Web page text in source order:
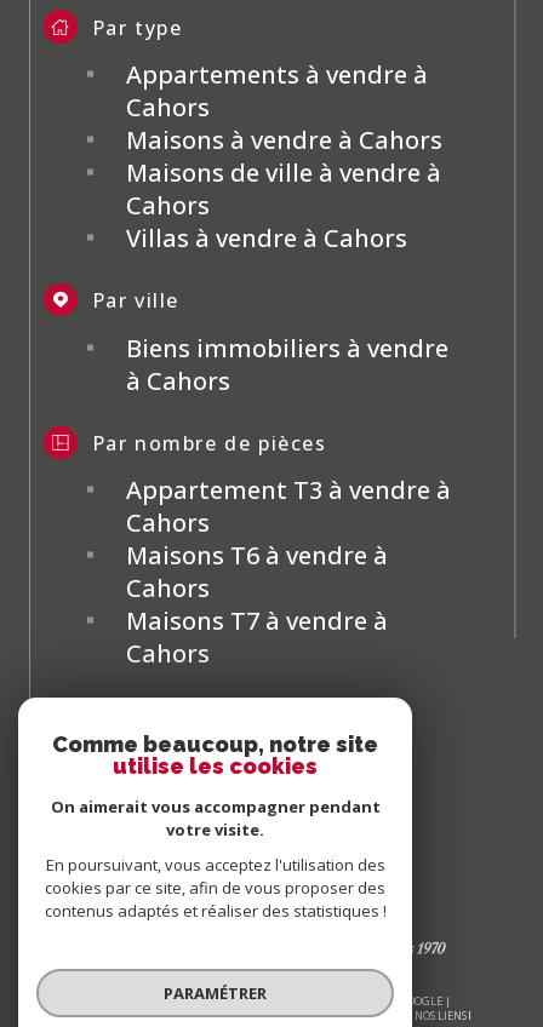
Par type
Appartements à vendre à
Cahors
Maisons à vendre à Cahors
Maisons de ville à vendre à
Cahors
Villas à vendre à Cahors
Par ville
Biens immobiliers à vendre
à Cahors
Par nombre de pièces
Appartement T3 à vendre à
Cahors
Maisons T6 à vendre à
Cahors
Maisons T7 à vendre à
Cahors
© 2026 | TOUS DROITS RÉSERVÉS | TRADUCTION POWERED BY GOOGLE |
NOS HONORAIRES
PLAN DU SITE MENTIONS LÉGALES ADMIN
NOS LIENS
Comme beaucoup, notre site
utilise les cookies
On aimerait vous accompagner pendant
votre visite.
En poursuivant, vous acceptez l'utilisation des
cookies par ce site, afin de vous proposer des
contenus adaptés et réaliser des statistiques !
PARAMÉTRER